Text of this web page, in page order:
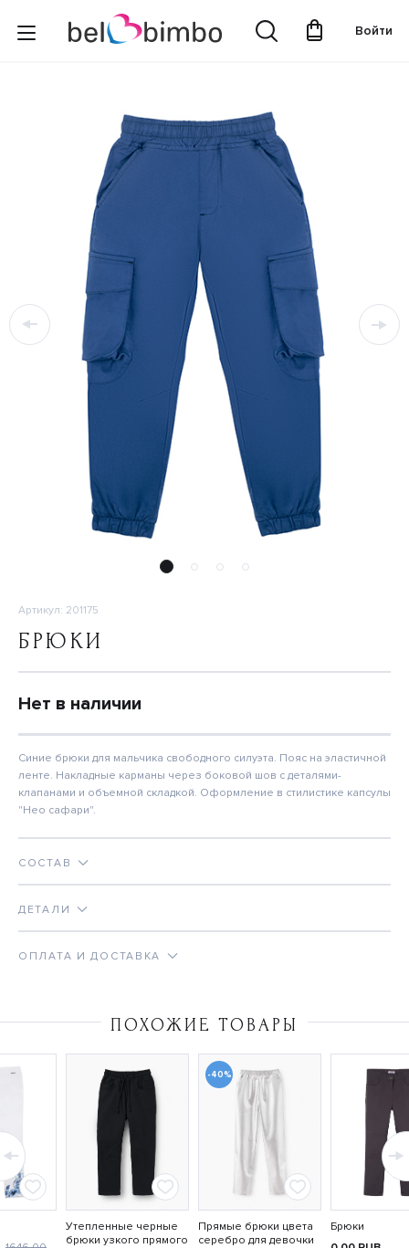
Войти
Артикул: 201175
БРЮКИ
Нет в наличии
Синие брюки для мальчика свободного силуэта. Пояс на эластичной
ленте. Накладные карманы через боковой шов с деталями-
клапанами и объемной складкой. Оформление в стилистике капсулы
"Нео сафари".
СОСТАВ
ДЕТАЛИ
ОПЛАТА И ДОСТАВКА
ПОХОЖИЕ ТОВАРЫ
Утепленные черные
брюки узкого прямого
-40%
Прямые брюки цвета
серебро для девочки
Брюки